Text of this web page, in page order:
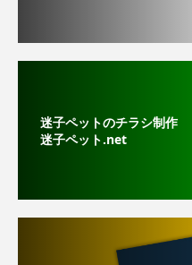
迷子ペットのチラシ制作
迷子ペット.net